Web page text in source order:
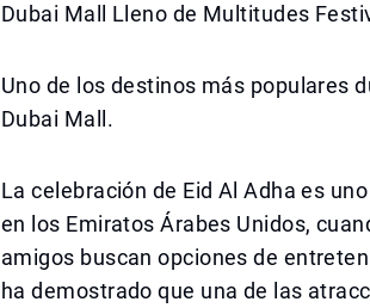
Dubai Mall Lleno de Multitudes
Uno de los destinos más populares
Dubai Mall.
La celebración de Eid Al Adha es
en los Emiratos Árabes Unidos,
amigos buscan opciones de
ha demostrado que una de las